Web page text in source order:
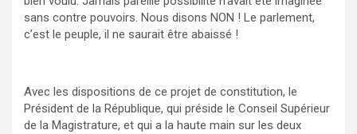
sans contre pouvoirs. Nous disons NON ! Le parlement,
c’est le peuple, il ne saurait être abaissé !
Avec les dispositions de ce projet de constitution, le
Président de la République, qui préside le Conseil Supérieur
de la Magistrature, et qui a la haute main sur les deux